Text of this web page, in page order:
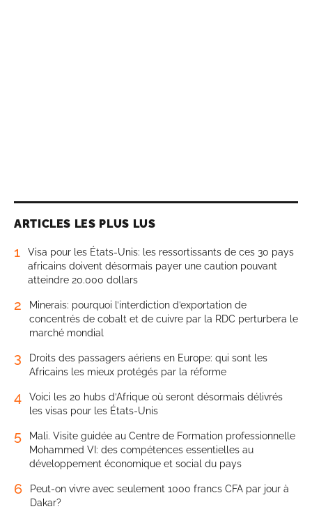
ARTICLES LES PLUS LUS
1
Visa pour les États-Unis: les ressortissants de ces 30 pays
africains doivent désormais payer une caution pouvant
atteindre 20.000 dollars
2
Minerais: pourquoi l’interdiction d’exportation de
concentrés de cobalt et de cuivre par la RDC perturbera le
marché mondial
3
Droits des passagers aériens en Europe: qui sont les
Africains les mieux protégés par la réforme
4
Voici les 20 hubs d’Afrique où seront désormais délivrés
les visas pour les États-Unis
5
Mali. Visite guidée au Centre de Formation professionnelle
Mohammed VI: des compétences essentielles au
développement économique et social du pays
6
Peut-on vivre avec seulement 1000 francs CFA par jour à
Dakar?